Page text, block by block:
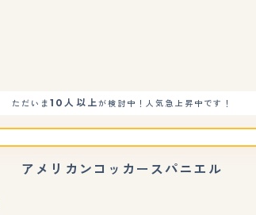
ただいま10人以上が検討中！人気急上昇中です！
アメリカンコッカースパニエル